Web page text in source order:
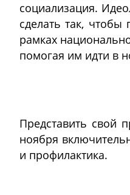
социализация.
сделать так,
рамках
помогая им идти в
Представить свой
ноября
и профилактика.